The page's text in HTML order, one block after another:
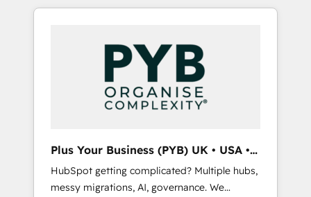
Hubs. - Ongoing optimization, managed
HubSpot your most powerful growth engine.
Built to convert, scale, and drive results.
optimisation), and HubSpot Content Hub
technology, professional services, financial
services and industrial sectors. Offices in
Johannesburg, Cape Town, Dubai & London.
500+ HubSpot CRM implementations
Google AI Overviews. HubSpot Impact Award
- Customer First HubSpot Impact Award -
Integrations Innovation HubSpot Impact
Plus Your Business (PYB) UK • USA •
Europe
HubSpot getting complicated? Multiple hubs,
messy migrations, AI, governance. We